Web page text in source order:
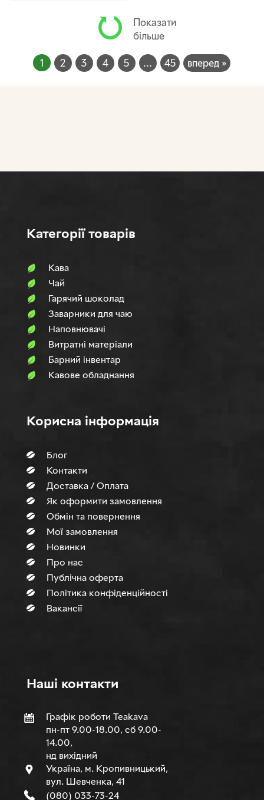
Показати
більше
1 2 3 4 5 ... 45 вперед »
Категорії товарів
Кава
Чай
Гарячий шоколад
Заварники для чаю
Наповнювачi
Витратні матеріали
Барний інвентар
Кавове обладнання
Корисна інформація
Блог
Контакти
Доставка / Оплата
Як оформити замовлення
Обмін та повернення
Мої замовлення
Новинки
Про нас
Публічна оферта
Політика конфіденційності
Вакансії
Нашi контакти
Графік роботи Teakava
пн-пт 9.00-18.00, сб 9.00-
14.00,
нд вихідний
Україна, м. Кропивницький,
вул. Шевченка, 41
(080) 033-73-24